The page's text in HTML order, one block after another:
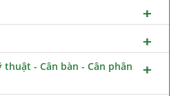
thuật - Cân bàn - Cân phân